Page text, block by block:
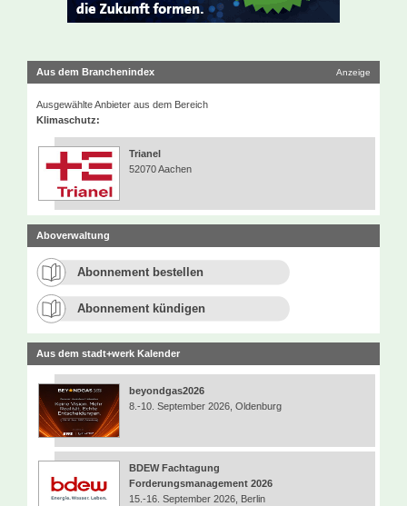
Aus dem Branchenindex Anzeige
Ausgewählte Anbieter aus dem Bereich
Klimaschutz:
Trianel
52070 Aachen
Aboverwaltung
Abonnement bestellen
Abonnement kündigen
Aus dem stadt+werk Kalender
beyondgas2026
8.-10. September 2026, Oldenburg
BDEW Fachtagung
Forderungsmanagement 2026
15.-16. September 2026, Berlin